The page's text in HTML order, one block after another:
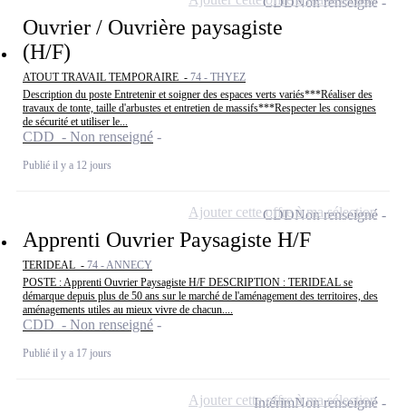
Ouvrier / Ouvrière paysagiste
(H/F)
ATOUT TRAVAIL TEMPORAIRE - 74 - THYEZ
Description du poste Entretenir et soigner des espaces verts variés***Réaliser des
travaux de tonte, taille d'arbustes et entretien de massifs***Respecter les consignes
de sécurité et utiliser le...
CDD - Non renseigné
Publié il y a 12 jours
Apprenti Ouvrier Paysagiste H/F
TERIDEAL - 74 - ANNECY
POSTE : Apprenti Ouvrier Paysagiste H/F DESCRIPTION : TERIDEAL se
démarque depuis plus de 50 ans sur le marché de l'aménagement des territoires, des
aménagements utiles au mieux vivre de chacun....
CDD - Non renseigné
Publié il y a 17 jours
CDDNon renseigné
Ajouter cette offre à ma sélection
IntérimNon renseigné
Ajouter cette offre à ma sélection